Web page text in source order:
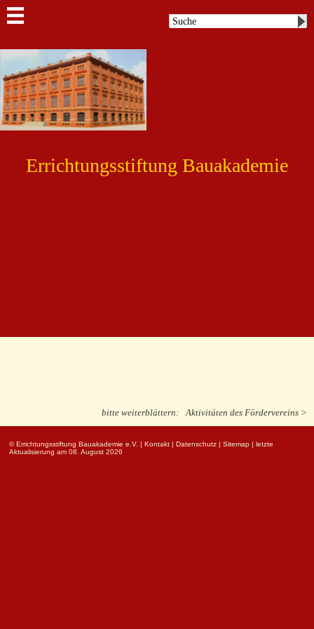
Errichtungsstiftung Bauakademie
Aktivitäten des Fördervereins >
bitte weiterblättern:
© Errichtungsstiftung Bauakademie e.V. | Kontakt | Datenschutz | Sitemap | letzte
Aktualisierung am 08. August 2026